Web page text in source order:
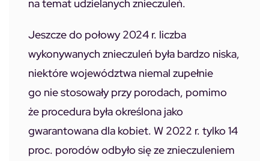
na temat udzielanych znieczuleń.
Jeszcze do połowy 2024 r. liczba
wykonywanych znieczuleń była bardzo niska,
niektóre województwa niemal zupełnie
go nie stosowały przy porodach, pomimo
że procedura była określona jako
gwarantowana dla kobiet. W 2022 r. tylko 14
proc. porodów odbyło się ze znieczuleniem